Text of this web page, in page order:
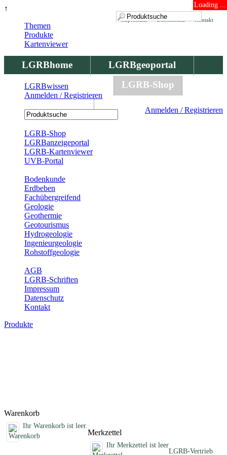
↑ Loading ...
Kontakt
Datenschutz
Impressum
LGRBhome
LGRBgeoportal
LGRBbohrungen
LGRB-Shop
Anmelden / Registrieren
Themen
Produkte
Kartenviewer
LGRBwissen
Anmelden / Registrieren
LGRB-Shop
LGRBanzeigeportal
LGRB-Kartenviewer
UVB-Portal
Bodenkunde
Erdbeben
Fachübergreifend
Geologie
Geothermie
Geotourismus
Hydrogeologie
Ingenieurgeologie
Rohstoffgeologie
AGB
LGRB-Schriften
Impressum
Datenschutz
Kontakt
Produkte
Warenkorb
Ihr Warenkorb ist leer.
Merkzettel
Ihr Merkzettel ist leer
LGRB-Vertrieb